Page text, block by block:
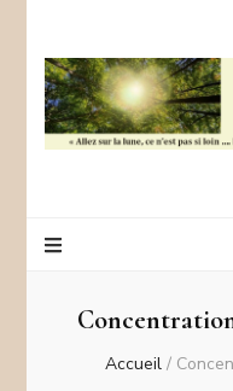
Accueil /